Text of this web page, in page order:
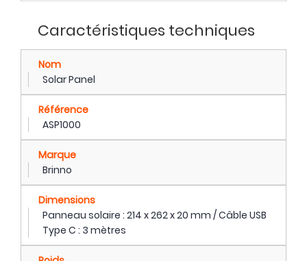
Caractéristiques techniques
Nom
Solar Panel
Référence
ASP1000
Marque
Brinno
Dimensions
Panneau solaire : 214 x 262 x 20 mm / Câble USB
Type C : 3 mètres